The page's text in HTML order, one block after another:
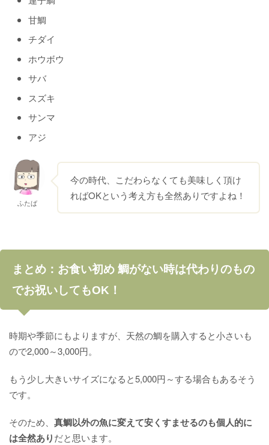
甘鯛
チダイ
ホウボウ
サバ
スズキ
サンマ
アジ
ふたば
今の時代、こだわらなくても美味しく頂け
ればOKという考え方も全然ありですよね！
まとめ：お食い初め 鯛がない時は代わりのもの
でお祝いしてもOK！
時期や季節にもよりますが、天然の鯛を購入すると小さいも
ので2,000～3,000円。
もう少し大きいサイズになると5,000円～する場合もあるそう
です。
そのため、 真鯛以外の魚に変えて安くすませるのも個人的に
は全然ありだと思います。